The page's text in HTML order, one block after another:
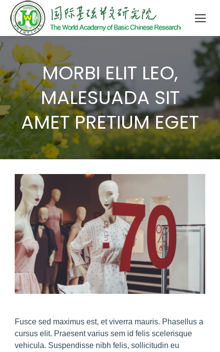
MORBI ELIT LEO,
MALESUADA SIT
AMET PRETIUM EGET
Fusce sed maximus est, et viverra mauris. Phasellus a
cursus elit. Praesent varius sem id felis scelerisque
vehicula. Suspendisse nibh felis, sollicitudin eu